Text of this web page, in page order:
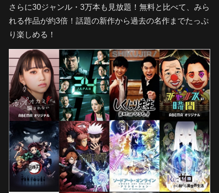
さらに30ジャンル・3万本も見放題！無料と比べて、みら
れる作品が約3倍！話題の新作から過去の名作までたっぷ
り楽しめる！